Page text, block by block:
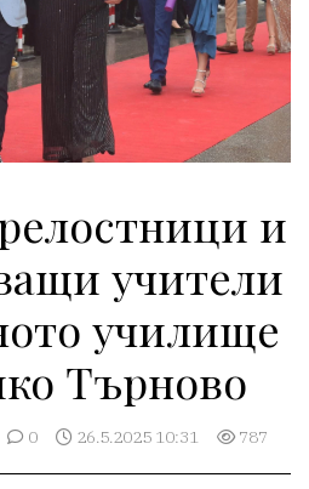
и
учители
училище
Търново
0 26.5.2025 10:31 787